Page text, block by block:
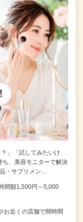
」「試してみたいけ
、美容モニターで解決
・サプリメン…
間額1,500円～5,000
近くの店舗で間時間